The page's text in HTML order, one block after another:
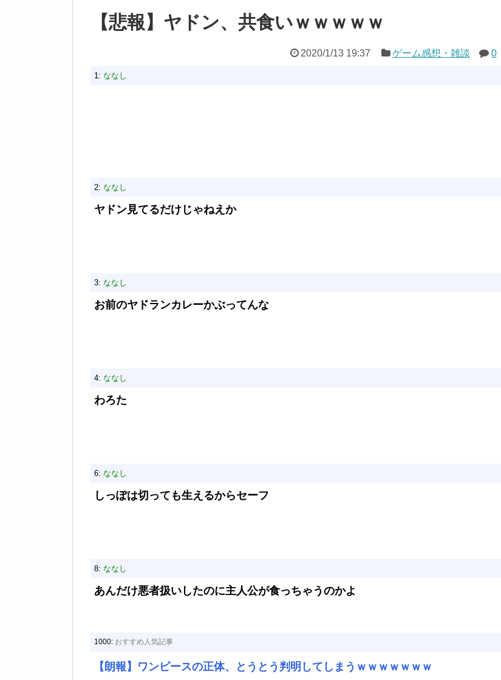
【悲報】ヤドン、共食いｗｗｗｗｗ
2020/1/13 19:37 ゲーム感想・雑談 0
1: ななし
2: ななし
ヤドン見てるだけじゃねえか
3: ななし
お前のヤドランカレーかぶってんな
4: ななし
わろた
6: ななし
しっぽは切っても生えるからセーフ
8: ななし
あんだけ悪者扱いしたのに主人公が食っちゃうのかよ
1000: おすすめ人気記事
【朗報】ワンピースの正体、とうとう判明してしまうｗｗｗｗｗｗｗ